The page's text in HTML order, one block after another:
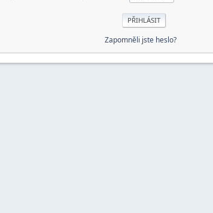
Zapomněli jste heslo?